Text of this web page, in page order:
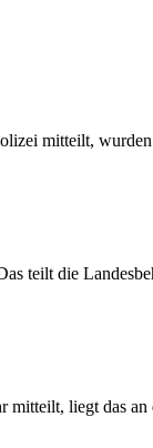
mitteilt,
teilt die
mitteilt, liegt das